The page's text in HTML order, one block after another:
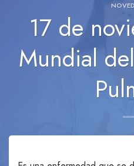
17 de
Mundial